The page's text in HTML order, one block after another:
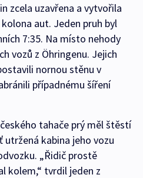
zcela uzavřena a vytvořila
aut. Jeden pruh byl
7:35. Na místo nehody
vozů z Öhringenu. Jejich
nornou stěnu v
případnému šíření
tahače prý měl štěstí
kabina jeho vozu
„Řidič prostě
kolem,“ tvrdil jeden z